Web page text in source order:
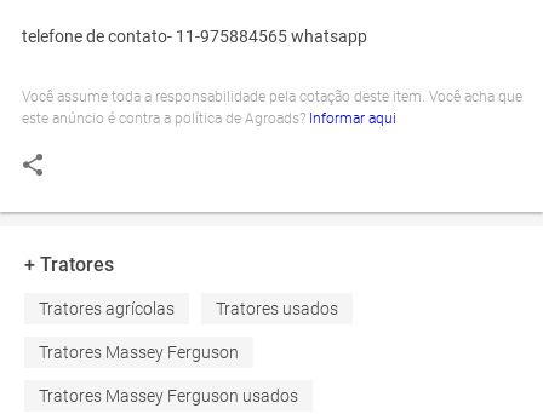
telefone de contato- 11-975884565 whatsapp
Você assume toda a responsabilidade pela cotação deste item. Você acha que
este anúncio é contra a política de Agroads? Informar aqui
+ Tratores
Tratores agrícolas Tratores usados
Tratores Massey Ferguson
Tratores Massey Ferguson usados